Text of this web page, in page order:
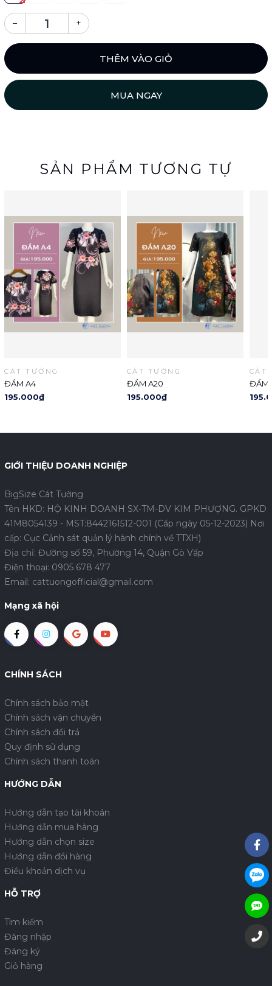
– +
THÊM VÀO GIỎ
MUA NGAY
SẢN PHẨM TƯƠNG TỰ
CÁT TƯỜNG
ĐẦM A4
195.000₫
CÁT TƯỜNG
ĐẦM A20
195.000₫
CÁT
ĐẦM
GIỚI THIỆU DOANH NGHIỆP
BigSize Cát Tường
Tên HKD: HỘ KINH DOANH SX-TM-DV KIM PHƯỢNG. GPKD
41M8054139 - MST:8442161512-001 (Cấp ngày 05-12-2023) Nơi
cấp: Cục Cảnh sát quản lý hành chính về TTXH)
Địa chỉ: Đường số 59, Phường 14, Quận Gò Vấp
Điện thoại: 0905 678 477
Email: cattuongofficial@gmail.com
Mạng xã hội
CHÍNH SÁCH
Chính sách bảo mật
Chính sách vận chuyển
Chính sách đổi trả
Quy định sử dụng
Chính sách thanh toán
HƯỚNG DẪN
Hướng dẫn tạo tài khoản
Hướng dẫn mua hàng
Hướng dẫn chọn size
Hướng dẫn đổi hàng
Điều khoản dịch vụ
HỖ TRỢ
Tìm kiếm
Đăng nhập
Đăng ký
Giỏ hàng